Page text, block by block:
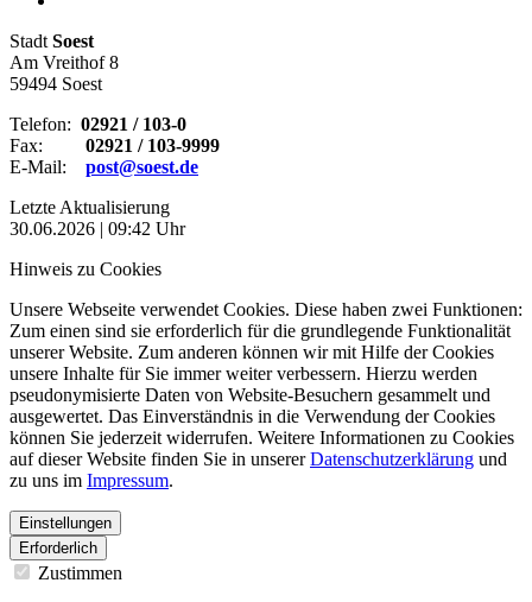
Stadt Soest
Am Vreithof 8
59494 Soest
Telefon: 02921 / 103-0
Fax: 02921 / 103-9999
E-Mail: post@soest.de
Letzte Aktualisierung
30.06.2026 | 09:42 Uhr
Hinweis zu Cookies
Unsere Webseite verwendet Cookies. Diese haben zwei Funktionen:
Zum einen sind sie erforderlich für die grundlegende Funktionalität
unserer Website. Zum anderen können wir mit Hilfe der Cookies
unsere Inhalte für Sie immer weiter verbessern. Hierzu werden
pseudonymisierte Daten von Website-Besuchern gesammelt und
ausgewertet. Das Einverständnis in die Verwendung der Cookies
können Sie jederzeit widerrufen. Weitere Informationen zu Cookies
auf dieser Website finden Sie in unsererDatenschutzerklärung und
zu uns im Impressum.
Einstellungen
Erforderlich
Zustimmen